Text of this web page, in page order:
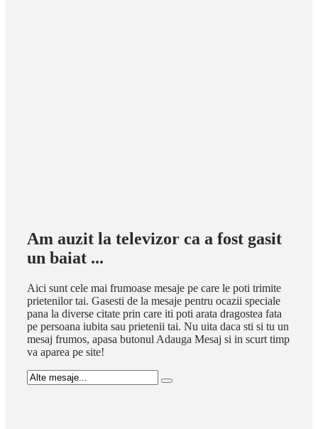
Am auzit la televizor ca a fost gasit
un baiat ...
Aici sunt cele mai frumoase mesaje pe care le poti trimite
prietenilor tai. Gasesti de la mesaje pentru ocazii speciale
pana la diverse citate prin care iti poti arata dragostea fata
pe persoana iubita sau prietenii tai. Nu uita daca sti si tu un
mesaj frumos, apasa butonul Adauga Mesaj si in scurt timp
va aparea pe site!